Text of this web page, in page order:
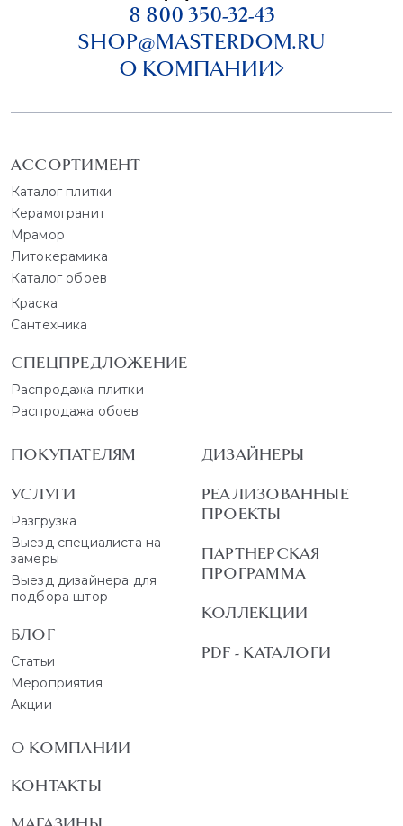
8 800 350-32-43
SHOP@MASTERDOM.RU
О КОМПАНИИ
АССОРТИМЕНТ
Каталог плитки
Керамогранит
Мрамор
Литокерамика
Каталог обоев
Краска
Сантехника
СПЕЦПРЕДЛОЖЕНИЕ
Распродажа плитки
Распродажа обоев
ПОКУПАТЕЛЯМ
УСЛУГИ
Разгрузка
Выезд специалиста на
замеры
Выезд дизайнера для
подбора штор
БЛОГ
Статьи
Мероприятия
Акции
ДИЗАЙНЕРЫ
РЕАЛИЗОВАННЫЕ
ПРОЕКТЫ
ПАРТНЕРСКАЯ
ПРОГРАММА
КОЛЛЕКЦИИ
PDF - КАТАЛОГИ
О КОМПАНИИ
КОНТАКТЫ